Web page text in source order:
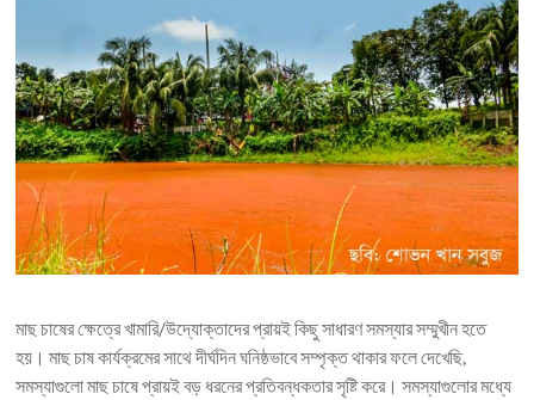
মাছ চাষের ক্ষেত্রে খামারি/উদ্যোক্তাদের প্রায়ই কিছু সাধারণ সমস্যার সম্মুখীন হতে
হয়। মাছ চাষ কার্যক্রমের সাথে দীর্ঘদিন ঘনিষ্ঠভাবে সম্পৃক্ত থাকার ফলে দেখেছি,
সমস্যাগুলো মাছ চাষে প্রায়ই বড় ধরনের প্রতিবন্ধকতার সৃষ্টি করে। সমস্যাগুলোর মধ্যে